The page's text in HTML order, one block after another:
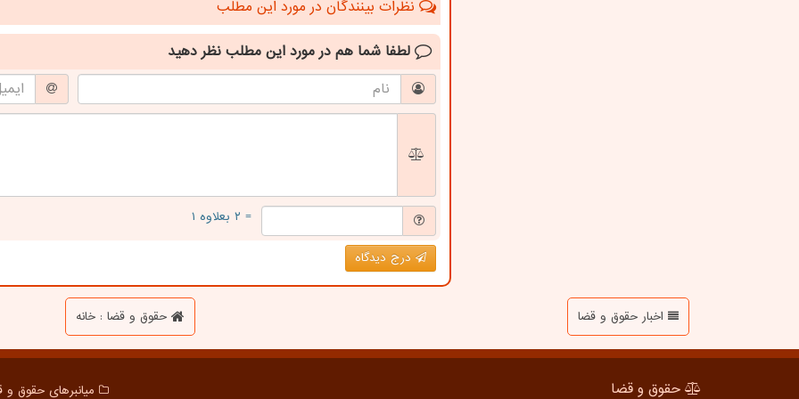
نظرات بینندگان در مورد این مطلب
لطفا شما هم در مورد این مطلب نظر دهید
= ۲ بعلاوه ۱
درج دیدگاه
اخبار حقوق و قضا حقوق و قضا : خانه
حقوق و قضا میانبرهای حقوق و